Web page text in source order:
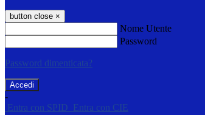
button close ×
Nome Utente
Password
Password dimenticata?
-
Entra con SPID
Entra con CIE